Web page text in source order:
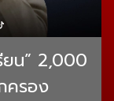
ยน” 2,000
ครอง